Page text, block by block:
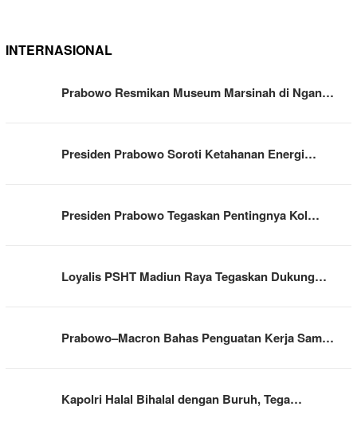
INTERNASIONAL
Prabowo Resmikan Museum Marsinah di Ngan…
Presiden Prabowo Soroti Ketahanan Energi…
Presiden Prabowo Tegaskan Pentingnya Kol…
Loyalis PSHT Madiun Raya Tegaskan Dukung…
Prabowo–Macron Bahas Penguatan Kerja Sam…
Kapolri Halal Bihalal dengan Buruh, Tega…